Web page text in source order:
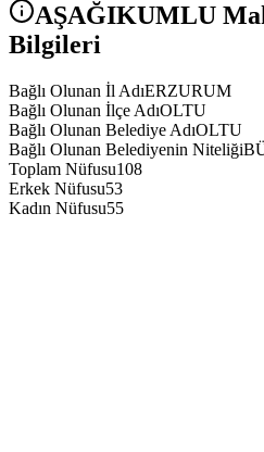
AŞAĞIKUMLU
Bilgileri
Bağlı Olunan İl AdıERZURUM
Bağlı Olunan İlçe AdıOLTU
Bağlı Olunan Belediye AdıOLTU
Bağlı Olunan Belediyenin Niteliği
Toplam Nüfusu108
Erkek Nüfusu53
Kadın Nüfusu55